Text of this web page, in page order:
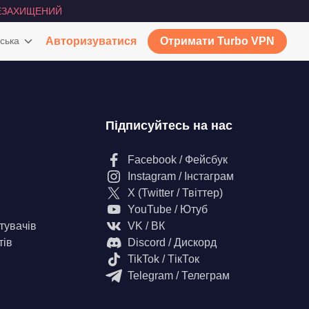
Авторизуватися Отримати Turbo VPN
Підписуйтесь на нас
Facebook / Фейсбук
Instagram / Інстаграм
X (Twitter / Твіттер)
YouTube / Ютуб
VK / ВК
Discord / Дискорд
TikTok / ТікТок
Telegram / Телеграм